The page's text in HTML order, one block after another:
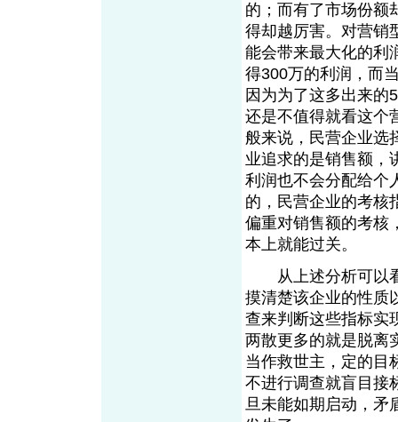
的；而有了市场份额
得却越厉害。对营销
能会带来最大化的利
得300万的利润，而
因为为了这多出来的
还是不值得就看这个
般来说，民营企业选
业追求的是销售额，
利润也不会分配给个
的，民营企业的考核
偏重对销售额的考核
本上就能过关。
从上述分析可以看
摸清楚该企业的性质
查来判断这些指标实
两散更多的就是脱离
当作救世主，定的目
不进行调查就盲目接
旦未能如期启动，矛